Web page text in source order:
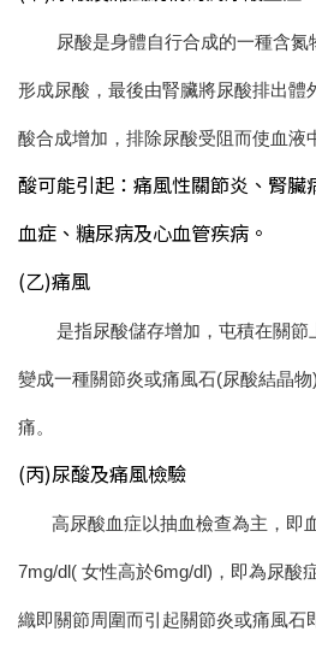
尿酸是身體自行合成的一種含氮
形成尿酸，最後由腎臟將尿酸排出體
酸合成增加，排除尿酸受阻而使血液
酸可能引起：痛風性關節炎、腎
血症、糖尿病及心血管疾病。
(乙)痛風
是指尿酸儲存增加，屯積在關節
變成一種關節炎或痛風石(尿酸結晶
痛。
(丙)尿酸及痛風檢驗
高尿酸血症以抽血檢查為主，即
7mg/dl( 女性高於6mg/dl)，即為尿酸
織即關節周圍而引起關節炎或痛風石